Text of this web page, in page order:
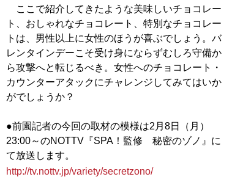
ここで紹介してきたような美味しいチョコレー
ト、おしゃれなチョコレート、特別なチョコレー
トは、男性以上に女性のほうが喜ぶでしょう。バ
レンタインデーこそ受け身にならずむしろ守備か
ら攻撃へと転じるべき。女性へのチョコレート・
カウンターアタックにチャレンジしてみてはいか
がでしょうか？
●前園記者の今回の取材の模様は2月8日（月）
23:00～のNOTTV『SPA！監修 秘密のゾノ』に
て放送します。
http://tv.nottv.jp/variety/secretzono/